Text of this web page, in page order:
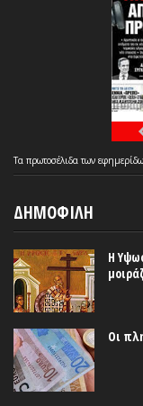
Τα πρωτοσέλιδατων
ΔΗΜΟΦΙΛΗ
Η
Οι